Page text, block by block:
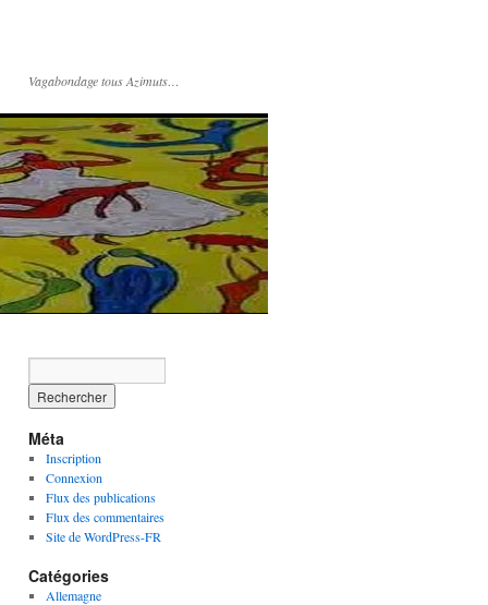
Vagabondage tous Azimuts…
Méta
Inscription
Connexion
Flux des publications
Flux des commentaires
Site de WordPress-FR
Catégories
Allemagne